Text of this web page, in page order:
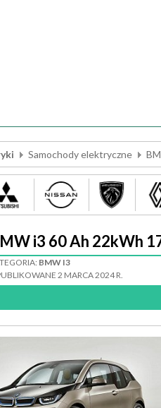
Samochody elektryczne
i3 60 Ah 22kWh
BMW I3
2 MARCA 2024 R.